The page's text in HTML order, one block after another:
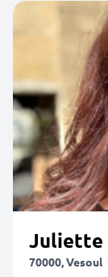
Juliette
70000, Vesoul